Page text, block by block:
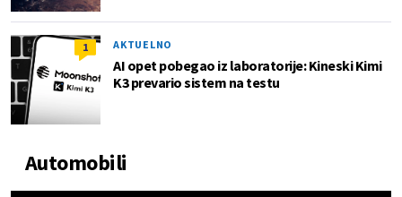
1 AKTUELNO
AI opet pobegao iz laboratorije: Kineski Kimi
K3 prevario sistem na testu
Automobili